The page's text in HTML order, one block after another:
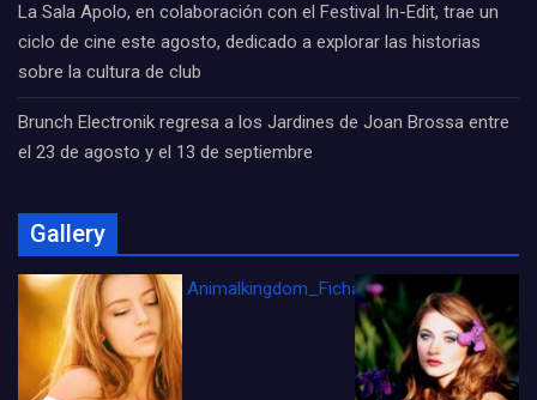
La Sala Apolo, en colaboración con el Festival In-Edit, trae un
ciclo de cine este agosto, dedicado a explorar las historias
sobre la cultura de club
Brunch Electronik regresa a los Jardines de Joan Brossa entre
el 23 de agosto y el 13 de septiembre
Gallery
Animalkingdom_FichaCine